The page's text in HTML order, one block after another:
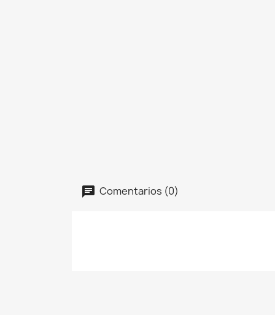
Comentarios (0)